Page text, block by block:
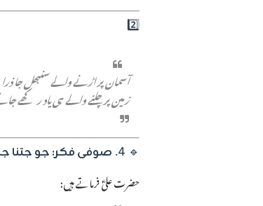
2️⃣
آسمان پر اڑنے والے سنبھل جا ذرا
زمین پر چلنے والے ہی یاد رکھے
🔹 4. صوفی فکر: جو جتنا
حضرت علیؓ فرماتے ہیں: